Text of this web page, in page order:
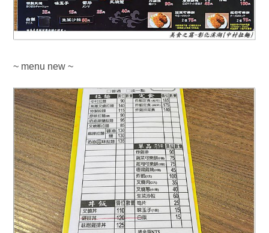
~ menu new ~